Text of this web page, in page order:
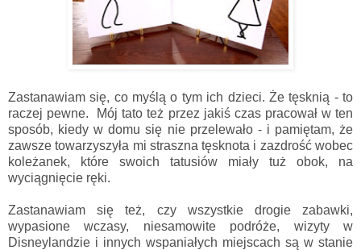
Zastanawiam się, co myślą o tym ich dzieci. Że tęsknią - to
raczej pewne. Mój tato też przez jakiś czas pracował w ten
sposób, kiedy w domu się nie przelewało - i pamiętam, że
zawsze towarzyszyła mi straszna tęsknota i zazdrość wobec
koleżanek, które swoich tatusiów miały tuż obok, na
wyciągnięcie ręki.
Zastanawiam się też, czy wszystkie drogie zabawki,
wypasione wczasy, niesamowite podróże, wizyty w
Disneylandzie i innych wspaniałych miejscach są w stanie